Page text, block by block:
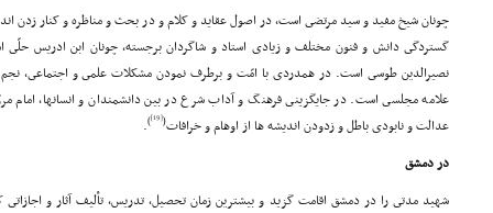
چونان شیخ مفید و سید مرتضى است، در اصول عقاید و کلام و در بحث و مناظره و کنار
گستردگى دانش و فنون مختلف و زیادى استاد و شاگردان برجسته، چونان ابن ادریس
نصیرالدین طوسى است. در همدردى با امّت و برطرف نمودن مشکلات علمى و اجتماعى،
علامه مجلسى است. در جایگزینى فرهنگ و آداب شرع در بین دانشمندان و انسانها، امام
عدالت و نابودى باطل و زدودن اندیشه ها از اوهام و خرافات(
[19]
)
.
در دمشق
شهید مدتى را در دمشق اقامت گزید و بیشترین زمان تحصیل، تدریس، تألیف آثار و